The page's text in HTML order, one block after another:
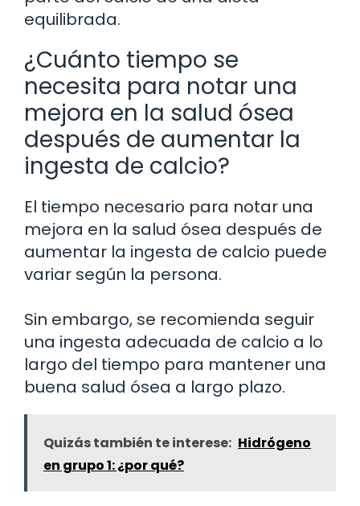
equilibrada.
¿Cuánto tiempo se
necesita para notar una
mejora en la salud ósea
después de aumentar la
ingesta de calcio?
El tiempo necesario para notar una
mejora en la salud ósea después de
aumentar la ingesta de calcio puede
variar según la persona.
Sin embargo, se recomienda seguir
una ingesta adecuada de calcio a lo
largo del tiempo para mantener una
buena salud ósea a largo plazo.
Quizás también te interese: Hidrógeno
en grupo 1: ¿por qué?